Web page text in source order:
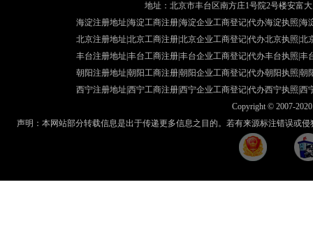
地址：北京市丰台区南方庄1号院2号楼安富大
海淀注册地址|海淀工商注册|海淀企业工商登记|代办海淀执照| 海
北京注册地址 |北京工商注册|北京企业工商登记代办北京执照 北
丰台注册地址 |丰台工商注册|丰台企业工商登记代办丰台执照 丰
朝阳注册地址 |朝阳工商注册|朝阳企业工商登记代办朝阳执照 朝
西宁注册地址 |西宁工商注册|西宁企业工商登记代办西宁执照 西
Copyright © 2007-
声明：本网站部分转载信息是出于传递更多信息之目的。若有来源标注错误或